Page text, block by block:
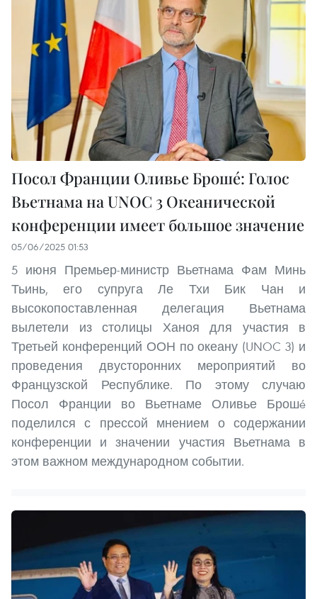
Посол Франции Оливье Брошé: Голос
Вьетнама на UNOC 3 Океанической
конференции имеет большое значение
05/06/2025 01:53
5 июня Премьер-министр Вьетнама Фам Минь
Тьинь, его супруга Ле Тхи Бик Чан и
высокопоставленная делегация Вьетнама
вылетели из столицы Ханоя для участия в
Третьей конференций ООН по океану (UNOC 3) и
проведения двусторонних мероприятий во
Французской Республике. По этому случаю
Посол Франции во Вьетнаме Оливье Брошé
поделился с прессой мнением о содержании
конференции и значении участия Вьетнама в
этом важном международном событии.